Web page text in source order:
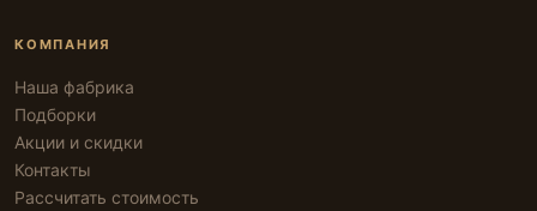
КОМПАНИЯ
Наша фабрика
Подборки
Акции и скидки
Контакты
Рассчитать стоимость